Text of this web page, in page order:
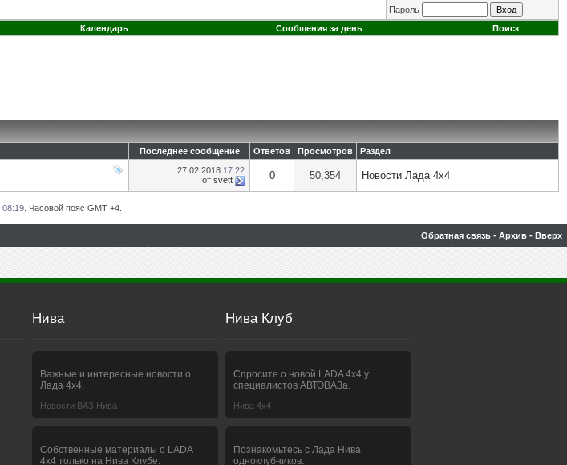
Пароль
Календарь Сообщения за день Поиск
Последнее сообщение Ответов Просмотров Раздел
27.02.2018 17:22
от svett 0 50,354 Новости Лада 4х4
08:19 . Часовой пояс GMT +4.
Обратная связь - Архив - Вверх
Нива
Важные и интересные новости о
Лада 4х4.
Новости ВАЗ Нива
Собственные материалы о LADA
4x4 только на Нива Клубе.
Нива Клуб
Спросите о новой LADA 4x4 у
специалистов АВТОВАЗа.
Нива 4х4
Познакомьтесь с Лада Нива
одноклубников.